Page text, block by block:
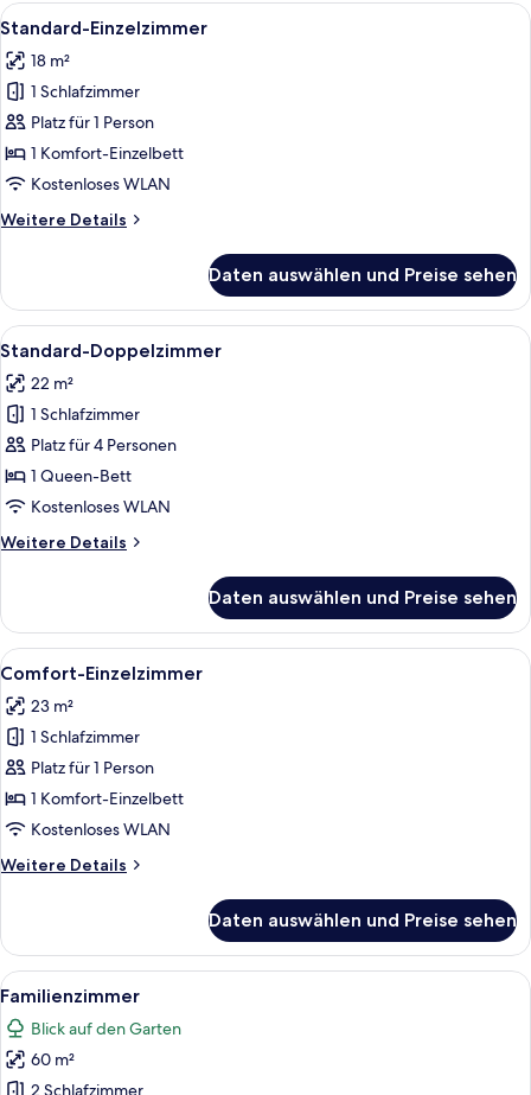
Alle
Fotos
für
Standard-
Einzelzimmer
anzeigen
Eine kleine Küche mit Spüle,
4
Standard-Einzelzimmer
18 m²
1 Schlafzimmer
Platz für 1 Person
1 Komfort-Einzelbett
Kostenloses WLAN
Weitere Details
Weitere
Einzelzimmer
Daten auswählen und Preise sehen
Alle
Fotos
für
Standard-
Doppelzimmer
anzeigen
Ein Hotelzimmer mit Doppelbett,
5
Standard-Doppelzimmer
22 m²
1 Schlafzimmer
Platz für 4 Personen
1 Queen-Bett
Kostenloses WLAN
Weitere Details
Weitere
Doppelzimmer
Daten auswählen und Preise sehen
Alle
Fotos
für
Comfort-
Einzelzimmer
anzeigen
Ein Hotelzimmer mit einem Bett,
6
Comfort-Einzelzimmer
23 m²
1 Schlafzimmer
Platz für 1 Person
1 Komfort-Einzelbett
Kostenloses WLAN
Weitere Details
Weitere
Einzelzimmer
Daten auswählen und Preise sehen
Alle
Fotos
für
Familienzimmer
Ein modernes Hotelzimmer mit Bett,
15
Familienzimmer
Blick auf den Garten
60 m²
2 Schlafzimmer